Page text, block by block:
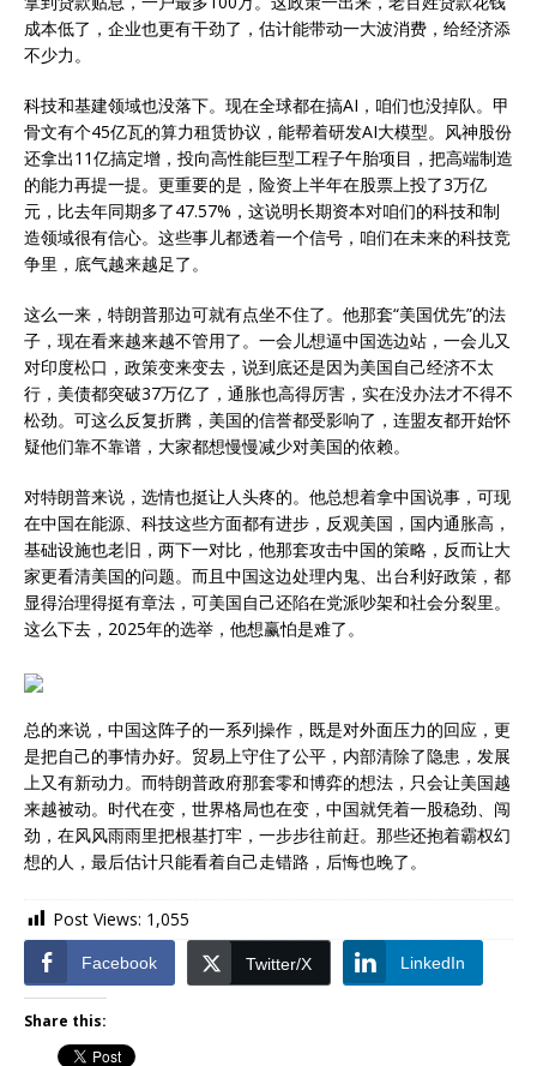
成本低了，企业也更有干劲了，估计能带动一大波消费，给经济添
不少力。
科技和基建领域也没落下。现在全球都在搞AI，咱们也没掉队。甲
骨文有个45亿瓦的算力租赁协议，能帮着研发AI大模型。风神股份
还拿出11亿搞定增，投向高性能巨型工程子午胎项目，把高端制造
的能力再提一提。更重要的是，险资上半年在股票上投了3万亿
元，比去年同期多了47.57%，这说明长期资本对咱们的科技和制
造领域很有信心。这些事儿都透着一个信号，咱们在未来的科技竞
争里，底气越来越足了。
这么一来，特朗普那边可就有点坐不住了。他那套“美国优先”的法
子，现在看来越来越不管用了。一会儿想逼中国选边站，一会儿又
对印度松口，政策变来变去，说到底还是因为美国自己经济不太
行，美债都突破37万亿了，通胀也高得厉害，实在没办法才不得不
松劲。可这么反复折腾，美国的信誉都受影响了，连盟友都开始怀
疑他们靠不靠谱，大家都想慢慢减少对美国的依赖。
对特朗普来说，选情也挺让人头疼的。他总想着拿中国说事，可现
在中国在能源、科技这些方面都有进步，反观美国，国内通胀高，
基础设施也老旧，两下一对比，他那套攻击中国的策略，反而让大
家更看清美国的问题。而且中国这边处理内鬼、出台利好政策，都
显得治理得挺有章法，可美国自己还陷在党派吵架和社会分裂里。
这么下去，2025年的选举，他想赢怕是难了。
总的来说，中国这阵子的一系列操作，既是对外面压力的回应，更
是把自己的事情办好。贸易上守住了公平，内部清除了隐患，发展
上又有新动力。而特朗普政府那套零和博弈的想法，只会让美国越
来越被动。时代在变，世界格局也在变，中国就凭着一股稳劲、闯
劲，在风风雨雨里把根基打牢，一步步往前赶。那些还抱着霸权幻
想的人，最后估计只能看着自己走错路，后悔也晚了。
Post Views: 1,055
Facebook Twitter/X LinkedIn
Share this: